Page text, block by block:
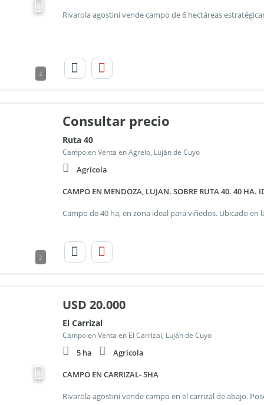
2
2
Consultar precio
Ruta 40
Campo en Venta en Agrelo, Luján de Cuyo
Agrícola
CAMPO EN MENDOZA, LUJAN. SOBRE RUTA 40. 40 HA.
USD 20.000
El Carrizal
Campo en Venta en El Carrizal, Luján de Cuyo
5 ha Agrícola
CAMPO EN CARRIZAL- 5HA